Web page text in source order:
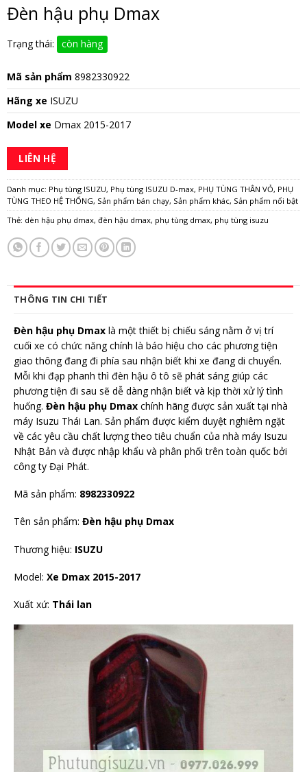
Đèn hậu phụ Dmax
Trạng thái: còn hàng
Mã sản phẩm 8982330922
Hãng xe ISUZU
Model xe Dmax 2015-2017
LIÊN HỆ
Danh mục: Phụ tùng ISUZU, Phụ tùng ISUZU D-max, PHỤ TÙNG THÂN VỎ, PHỤ
TÙNG THEO HỆ THỐNG, Sản phẩm bán chạy, Sản phẩm khác, Sản phẩm nổi bật
Thẻ: dèn hậu phụ dmax, đèn hậu dmax, phụ tùng dmax, phụ tùng isuzu
THÔNG TIN CHI TIẾT
Đèn hậu phụ Dmax là một thiết bị chiếu sáng nằm ở vị trí
cuối xe có chức năng chính là báo hiệu cho các phương tiện
giao thông đang đi phía sau nhận biết khi xe đang di chuyển.
Mỗi khi đạp phanh thì đèn hậu ô tô sẽ phát sáng giúp các
phương tiện đi sau sẽ dễ dàng nhận biết và kịp thời xử lý tình
huống. Đèn hậu phụ Dmax chính hãng được sản xuất tại nhà
máy Isuzu Thái Lan. Sản phẩm được kiểm duyệt nghiêm ngặt
về các yêu cầu chất lượng theo tiêu chuẩn của nhà máy Isuzu
Nhật Bản và được nhập khẩu và phân phối trên toàn quốc bởi
công ty Đại Phát.
Mã sản phẩm: 8982330922
Tên sản phẩm: Đèn hậu phụ Dmax
Thương hiệu: ISUZU
Model: Xe Dmax 2015-2017
Xuất xứ: Thái lan